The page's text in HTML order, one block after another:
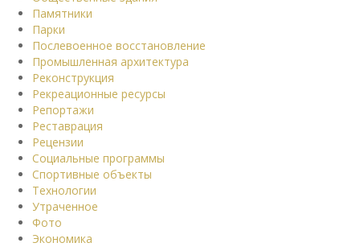
Памятники
Парки
Послевоенное восстановление
Промышленная архитектура
Реконструкция
Рекреационные ресурсы
Репортажи
Реставрация
Рецензии
Социальные программы
Спортивные объекты
Технологии
Утраченное
Фото
Экономика